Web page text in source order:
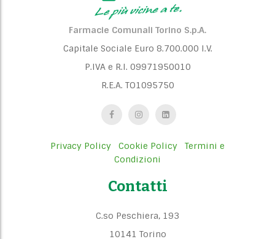
Farmacie Comunali Torino S.p.A.
Capitale Sociale Euro 8.700.000 I.V.
P.IVA e R.I. 09971950010
R.E.A. TO1095750
Privacy Policy Cookie Policy
Termini e
Condizioni
Contatti
C.so Peschiera, 193
10141 Torino